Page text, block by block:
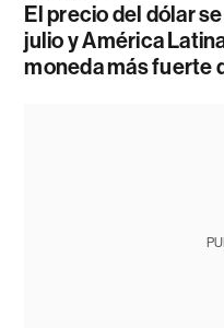
El precio del dólar
julio y América
moneda más fuerte